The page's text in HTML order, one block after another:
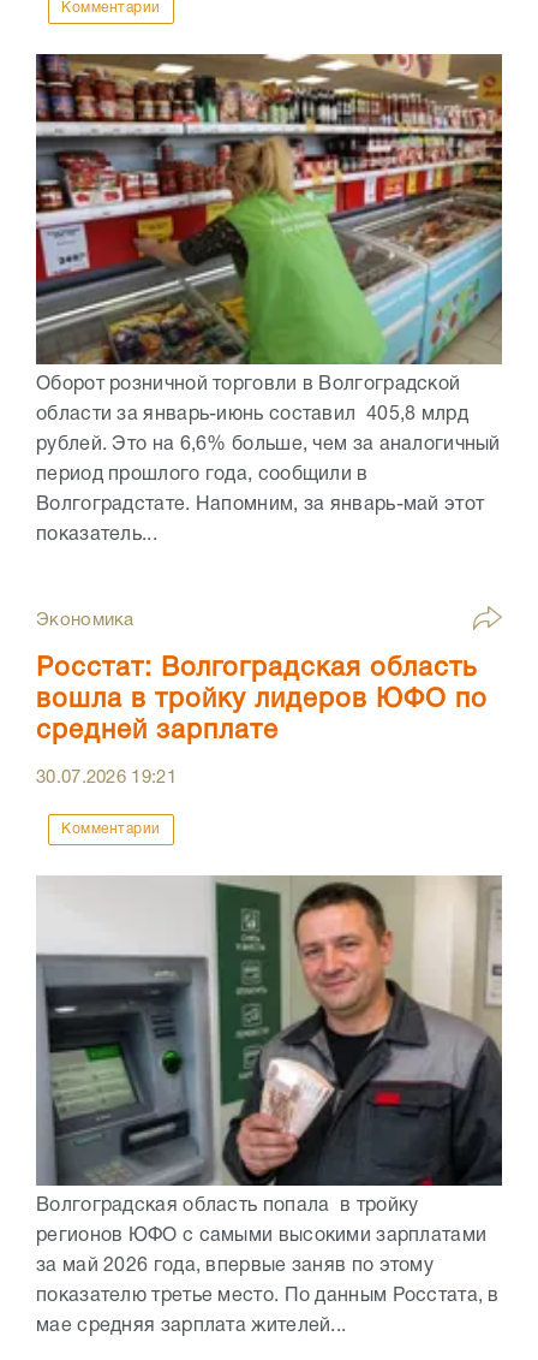
Комментарии
Оборот розничной торговли в Волгоградской
области за январь-июнь составил 405,8 млрд
рублей. Это на 6,6% больше, чем за аналогичный
период прошлого года, сообщили в
Волгоградстате. Напомним, за январь-май этот
показатель...
Экономика
Росстат: Волгоградская область
вошла в тройку лидеров ЮФО по
средней зарплате
30.07.2026 19:21
Комментарии
Волгоградская область попала в тройку
регионов ЮФО с самыми высокими зарплатами
за май 2026 года, впервые заняв по этому
показателю третье место. По данным Росстата, в
мае средняя зарплата жителей...